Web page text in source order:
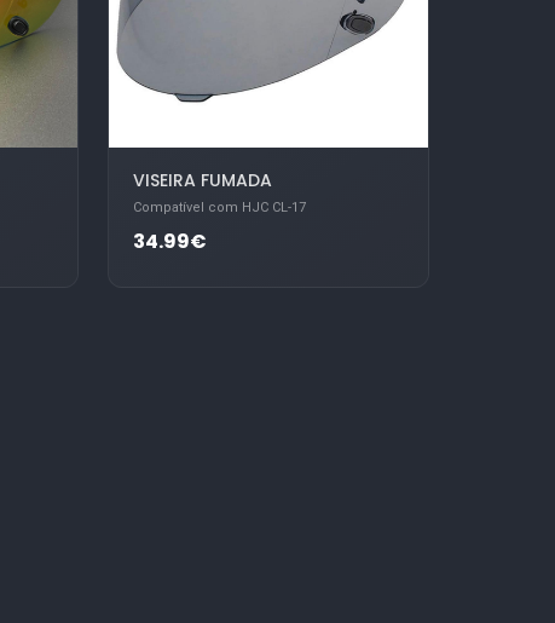
VISEIRA FUMADA
Compatível com HJC CL-17
34.99€